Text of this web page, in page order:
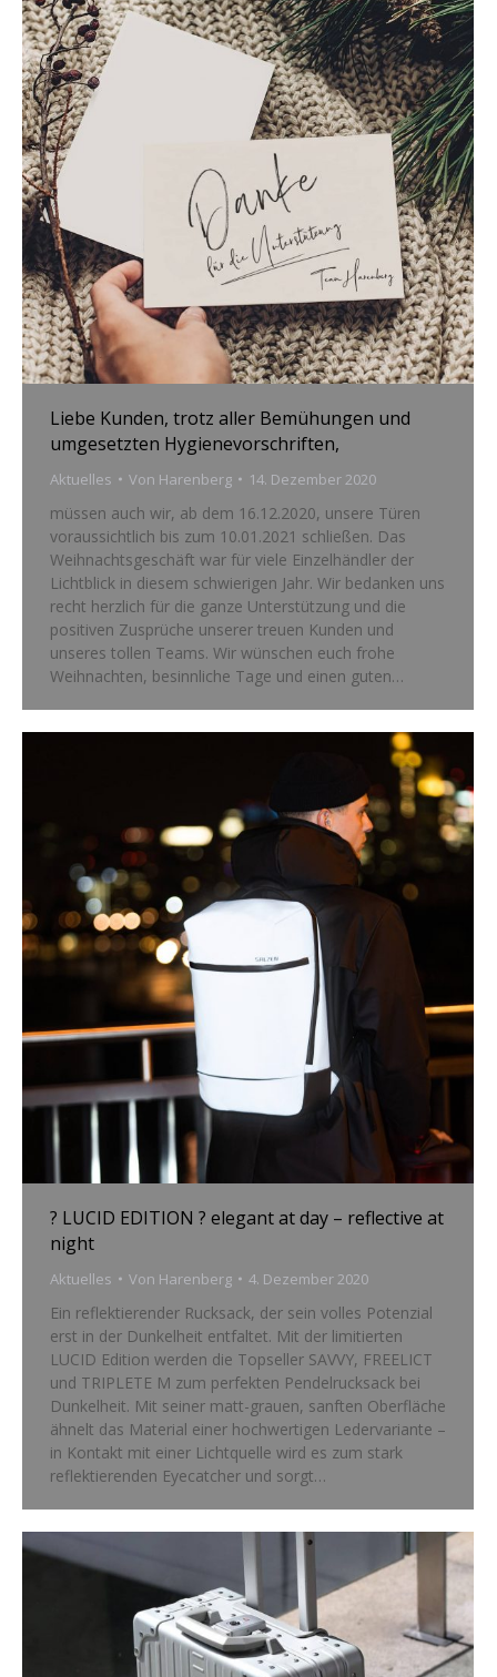
Liebe Kunden, trotz aller Bemühungen und
umgesetzten Hygienevorschriften,
Aktuelles Von Harenberg 14. Dezember 2020
müssen auch wir, ab dem 16.12.2020, unsere Türen
voraussichtlich bis zum 10.01.2021 schließen. Das
Weihnachtsgeschäft war für viele Einzelhändler der
Lichtblick in diesem schwierigen Jahr. Wir bedanken uns
recht herzlich für die ganze Unterstützung und die
positiven Zusprüche unserer treuen Kunden und
unseres tollen Teams. Wir wünschen euch frohe
Weihnachten, besinnliche Tage und einen guten…
? LUCID EDITION ? elegant at day – reflective at
night
Aktuelles Von Harenberg 4. Dezember 2020
Ein reflektierender Rucksack, der sein volles Potenzial
erst in der Dunkelheit entfaltet. Mit der limitierten
LUCID Edition werden die Topseller SAVVY, FREELICT
und TRIPLETE M zum perfekten Pendelrucksack bei
Dunkelheit. Mit seiner matt-grauen, sanften Oberfläche
ähnelt das Material einer hochwertigen Ledervariante –
in Kontakt mit einer Lichtquelle wird es zum stark
reflektierenden Eyecatcher und sorgt…